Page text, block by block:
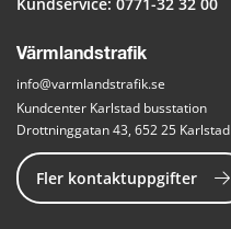
Värmlandstrafik
info@varmlandstrafik.se
Kundcenter Karlstad busstation
Drottninggatan 43, 652 25 Karlstad
Fler kontaktuppgifter